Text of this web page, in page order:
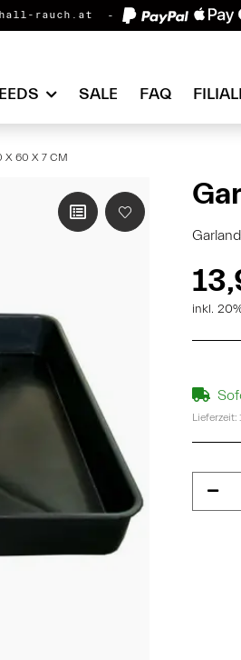
rauch.at
SALE FAQ
X 60 X 7 CM
inkl.
Lieferzeit: